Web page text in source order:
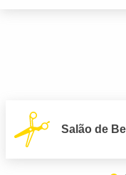
Salão de